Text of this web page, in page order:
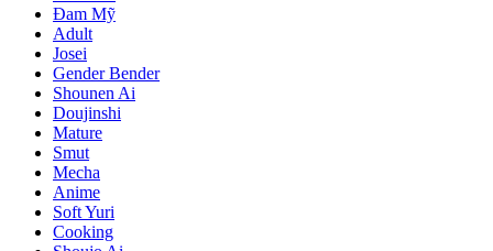
Đam Mỹ
Adult
Josei
Gender Bender
Shounen Ai
Doujinshi
Mature
Smut
Mecha
Anime
Soft Yuri
Cooking